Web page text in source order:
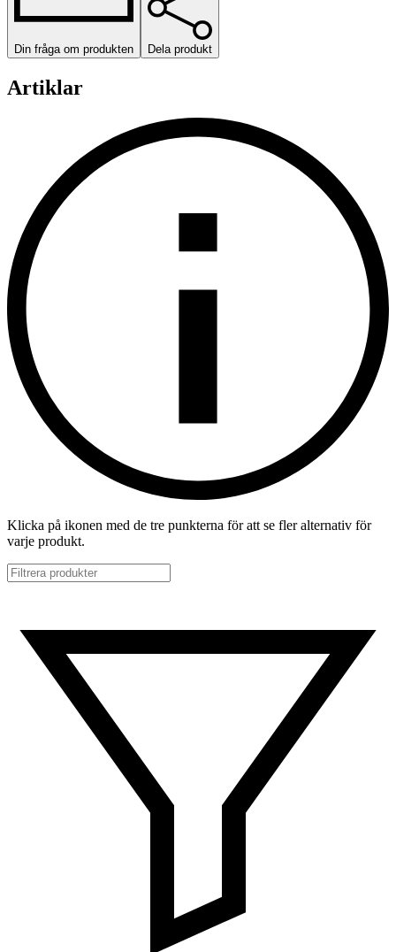
Din fråga om produkten Dela produkt
Artiklar
Klicka på ikonen med de tre punkterna för att se fler alternativ för
varje produkt.